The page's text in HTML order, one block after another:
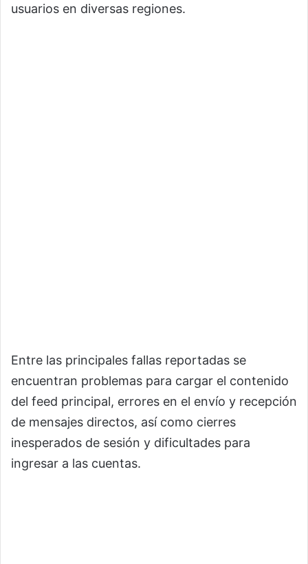
usuarios en diversas regiones.
Entre las principales fallas reportadas se
encuentran problemas para cargar el contenido
del feed principal, errores en el envío y recepción
de mensajes directos, así como cierres
inesperados de sesión y dificultades para
ingresar a las cuentas.